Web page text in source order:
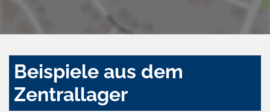
Beispiele aus dem
Zentrallager